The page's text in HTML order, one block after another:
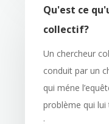
Qu'est ce
collectif?
Un chercheur
conduit par un
qui méne
problème qui lui
: